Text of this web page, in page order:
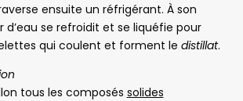
ensuite un réfrigérant. À son
se refroidit et se liquéfie pour
qui coulent et forment le distillat.
tous les composés solides